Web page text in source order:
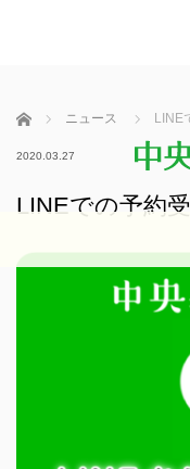
ホーム ニュース LINE
2020.03.27
LINEでの予約